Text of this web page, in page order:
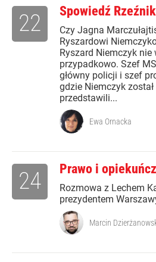
Spowiedź
Czy Jagna
Ryszardowi
Ryszard Niemczyk nie
przypadkowo. Szef
główny policji i szef
gdzie Niemczyk
przedstawili...
22
Ewa Ornacka
Prawo i
Rozmowa z Lechem
prezydentem
24
Marcin